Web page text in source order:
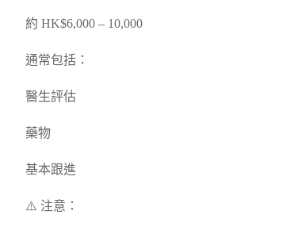
約 HK$6,000 – 10,000
通常包括：
醫生評估
藥物
基本跟進
⚠️ 注意：